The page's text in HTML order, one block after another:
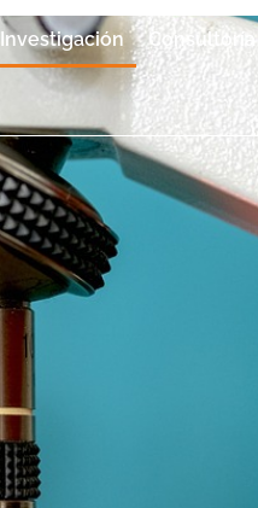
Investigación Consultoría